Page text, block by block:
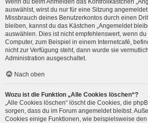
Wenn du beim Anmelden das Kontrollkästchen
auswählst, wirst du nur für eine Sitzung
Missbrauch deines Benutzerkontos durch einen
bleiben, kannst du das Kästchen „Angemeldet
auswählen. Dies ist nicht empfehlenswert, wenn
Computer, zum Beispiel in einem Internetcafé,
nicht zur Verfügung steht, dann wurde sie
Administration ausgeschaltet.
Nach oben
Wozu ist die Funktion „Alle Cookies löschen“?
„Alle Cookies löschen“ löscht die Cookies, die
sorgen, dass du im Forum angemeldet bleibst.
Cookies einige Funktionen, wie beispielsweise den